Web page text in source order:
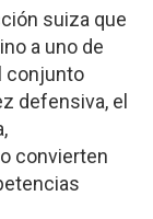
suiza que
a uno de
conjunto
defensiva, el
convierten